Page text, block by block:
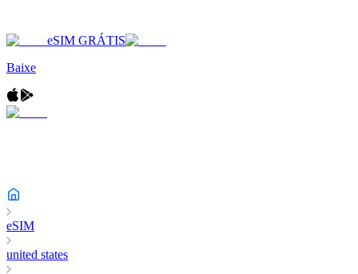
eSIM GRÁTIS
Baixe
eSIM
united states